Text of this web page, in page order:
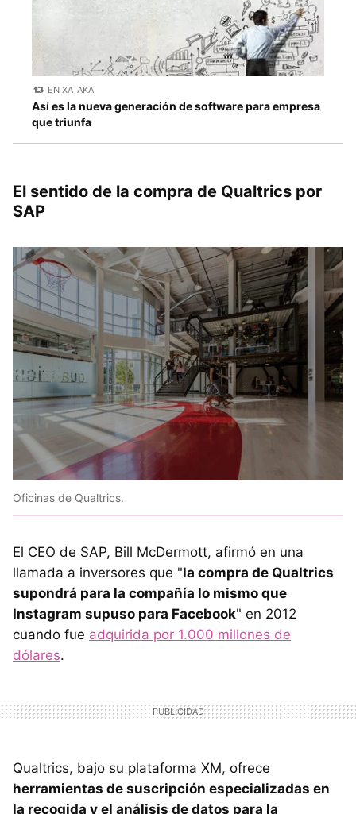
EN XATAKA
Así es la nueva generación de software para empresa
que triunfa
El sentido de la compra de Qualtrics por
SAP
Oficinas de Qualtrics.
El CEO de SAP, Bill McDermott, afirmó en una
llamada a inversores que "la compra de Qualtrics
supondrá para la compañía lo mismo que
Instagram supuso para Facebook" en 2012
cuando fue adquirida por 1.000 millones de
dólares.
Qualtrics, bajo su plataforma XM, ofrece
herramientas de suscripción especializadas en
la recogida y el análisis de datos para la